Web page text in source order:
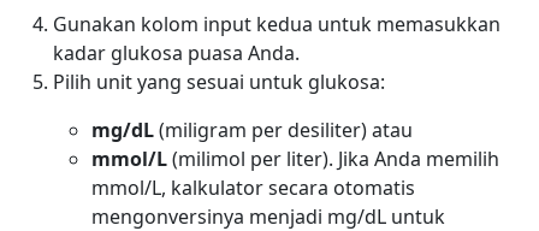
Gunakan kolom input kedua untuk memasukkan
kadar glukosa puasa Anda.
Pilih unit yang sesuai untuk glukosa:
mg/dL(miligram per desiliter) atau
mmol/L(milimol per liter). Jika Anda memilih
mmol/L, kalkulator secara otomatis
mengonversinya menjadi mg/dL untuk